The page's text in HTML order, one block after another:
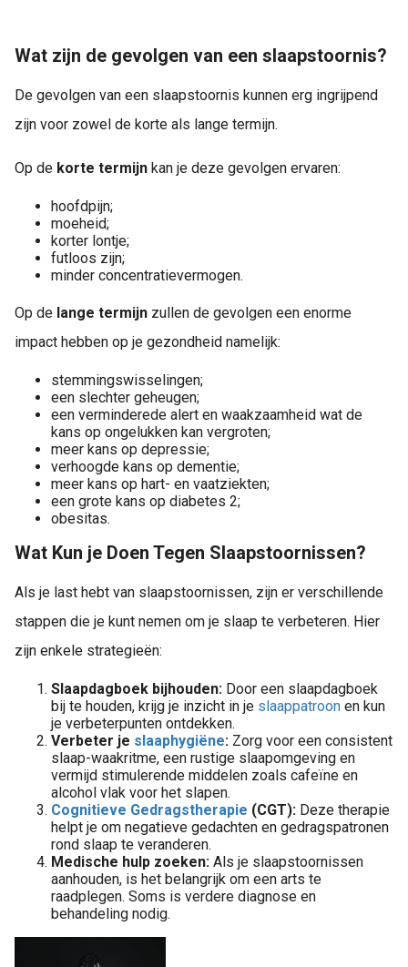
Wat zijn de gevolgen van een slaapstoornis?
De gevolgen van een slaapstoornis kunnen erg ingrijpend
zijn voor zowel de korte als lange termijn.
Op de korte termijn kan je deze gevolgen ervaren:
hoofdpijn;
moeheid;
korter lontje;
futloos zijn;
minder concentratievermogen.
Op de lange termijn zullen de gevolgen een enorme
impact hebben op je gezondheid namelijk:
stemmingswisselingen;
een slechter geheugen;
een verminderede alert en waakzaamheid wat de
kans op ongelukken kan vergroten;
meer kans op depressie;
verhoogde kans op dementie;
meer kans op hart- en vaatziekten;
een grote kans op diabetes 2;
obesitas.
Wat Kun je Doen Tegen Slaapstoornissen?
Als je last hebt van slaapstoornissen, zijn er verschillende
stappen die je kunt nemen om je slaap te verbeteren. Hier
zijn enkele strategieën:
Slaapdagboek bijhouden: Door een slaapdagboek
bij te houden, krijg je inzicht in je slaappatroon en kun
je verbeterpunten ontdekken.
Verbeter je slaaphygiëne: Zorg voor een consistent
slaap-waakritme, een rustige slaapomgeving en
vermijd stimulerende middelen zoals cafeïne en
alcohol vlak voor het slapen.
Cognitieve Gedragstherapie (CGT): Deze therapie
helpt je om negatieve gedachten en gedragspatronen
rond slaap te veranderen.
Medische hulp zoeken: Als je slaapstoornissen
aanhouden, is het belangrijk om een arts te
raadplegen. Soms is verdere diagnose en
behandeling nodig.